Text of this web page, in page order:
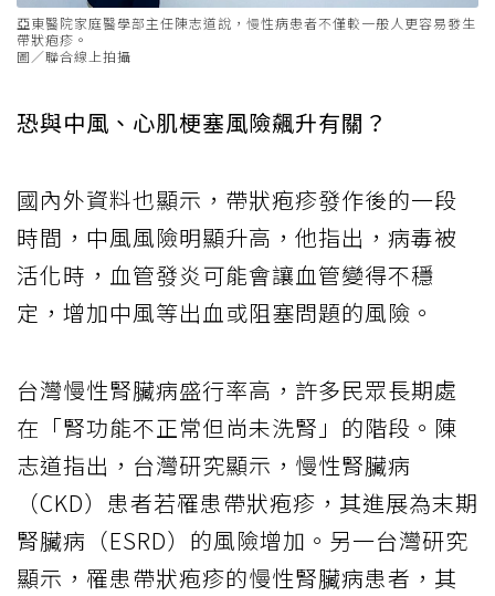
亞東醫院家庭醫學部主任陳志道說，慢性病患者不僅較一般人更容易發生
帶狀疱疹。
圖／聯合線上拍攝
恐與中風、心肌梗塞風險飆升有關？
國內外資料也顯示，帶狀疱疹發作後的一段
時間，中風風險明顯升高，他指出，病毒被
活化時，血管發炎可能會讓血管變得不穩
定，增加中風等出血或阻塞問題的風險。
台灣慢性腎臟病盛行率高，許多民眾長期處
在「腎功能不正常但尚未洗腎」的階段。陳
志道指出，台灣研究顯示，慢性腎臟病
（CKD）患者若罹患帶狀疱疹，其進展為末期
腎臟病（ESRD）的風險增加。另一台灣研究
顯示，罹患帶狀疱疹的慢性腎臟病患者，其